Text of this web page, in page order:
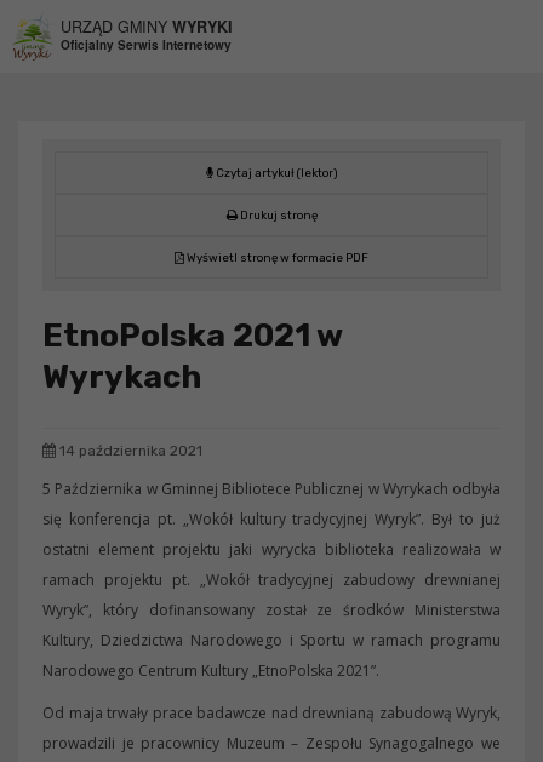
URZĄD GMINY WYRYKI
Oficjalny Serwis Internetowy
Czytaj artykuł (lektor)
Drukuj stronę
Wyświetl stronę w formacie PDF
EtnoPolska 2021 w
Wyrykach
14 października 2021
5 Października w Gminnej Bibliotece Publicznej w Wyrykach odbyła
się konferencja pt. „Wokół kultury tradycyjnej Wyryk”. Był to już
ostatni element projektu jaki wyrycka biblioteka realizowała w
ramach projektu pt. „Wokół tradycyjnej zabudowy drewnianej
Wyryk”, który dofinansowany został ze środków Ministerstwa
Kultury, Dziedzictwa Narodowego i Sportu w ramach programu
Narodowego Centrum Kultury „EtnoPolska 2021”.
Od maja trwały prace badawcze nad drewnianą zabudową Wyryk,
prowadzili je pracownicy Muzeum – Zespołu Synagogalnego we